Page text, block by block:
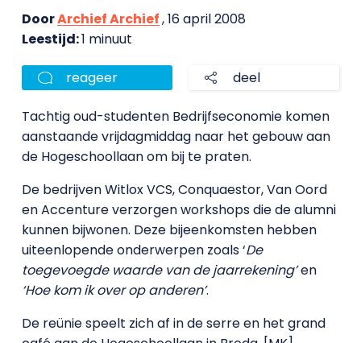
DoorArchief Archief, 16 april 2008
Leestijd:1 minuut
reageer deel
Tachtig oud-studenten Bedrijfseconomie komen
aanstaande vrijdagmiddag naar het gebouw aan
de Hogeschoollaan om bij te praten.
De bedrijven Witlox VCS, Conquaestor, Van Oord
en Accenture verzorgen workshops die de alumni
kunnen bijwonen. Deze bijeenkomsten hebben
uiteenlopende onderwerpen zoals ‘De
toegevoegde waarde van de jaarrekening’en
‘Hoe kom ik over op anderen’.
De reünie speelt zich af in de serre en het grand